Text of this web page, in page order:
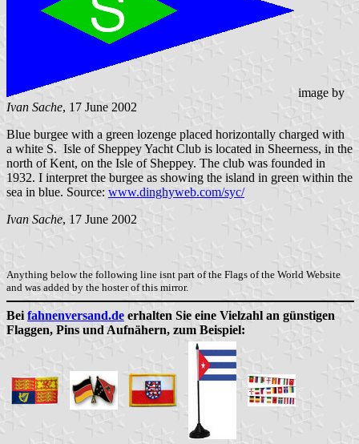
image by
Ivan Sache, 17 June 2002
Blue burgee with a green lozenge placed horizontally charged with
a white S. Isle of Sheppey Yacht Club is located in Sheerness, in the
north of Kent, on the Isle of Sheppey. The club was founded in
1932. I interpret the burgee as showing the island in green within the
sea in blue. Source: www.dinghyweb.com/syc/
Ivan Sache, 17 June 2002
Anything below the following line isnt part of the Flags of the World Website
and was added by the hoster of this mirror.
Bei fahnenversand.de erhalten Sie eine Vielzahl an günstigen
Flaggen, Pins und Aufnähern, zum Beispiel: